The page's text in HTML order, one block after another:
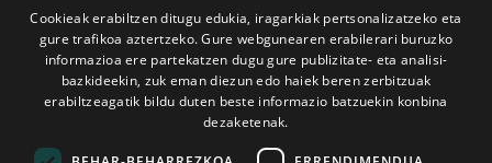
Cookieak erabiltzen ditugu edukia, iragarkiak pertsonalizatzeko eta
gure trafikoa aztertzeko. Gure webgunearen erabilerari buruzko
informazioa ere partekatzen dugu gure publizitate- eta analisi-
bazkideekin, zuk eman diezun edo haiek beren zerbitzuak
erabiltzeagatik bildu duten beste informazio batzuekin konbina
dezaketenak.